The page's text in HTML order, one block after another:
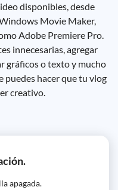
disponibles, desde
Movie Maker,
Adobe Premiere Pro.
innecesarias, agregar
gráficos o texto y mucho
puedes hacer que tu vlog
creativo.
apagada.